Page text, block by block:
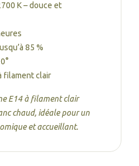
K – douce et
85 %
filament clair
E14 à filament clair
chaud, idéale pour un
et accueillant.